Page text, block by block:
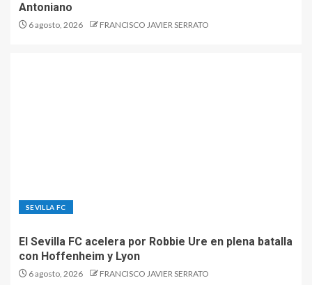
Antoniano
6 agosto, 2026 FRANCISCO JAVIER SERRATO
SEVILLA FC
El Sevilla FC acelera por Robbie Ure en plena batalla
con Hoffenheim y Lyon
6 agosto, 2026 FRANCISCO JAVIER SERRATO